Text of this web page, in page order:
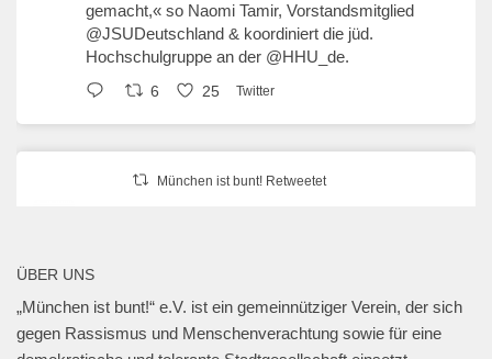
gemacht,« so Naomi Tamir, Vorstandsmitglied
@JSUDeutschland & koordiniert die jüd.
Hochschulgruppe an der @HHU_de.
6 25 Twitter
München ist bunt! Retweetet
📍Geschwister-Scholl-Platz, 27. Januar 2025,
@muenchen_bunt🎗️
#muenchengegenantisemitismus#neveragainisnow
ÜBER UNS
„München ist bunt!“ e.V. ist ein gemeinnütziger Verein, der sich
gegen Rassismus und Menschenverachtung sowie für eine